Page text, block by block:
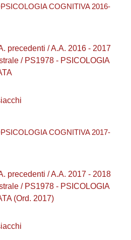
COGNITIVA 2016-
precedenti / A.A. 2016 - 2017
/ PS1978 - PSICOLOGIA
COGNITIVA 2017-
precedenti / A.A. 2017 - 2018
/ PS1978 - PSICOLOGIA
(Ord. 2017)